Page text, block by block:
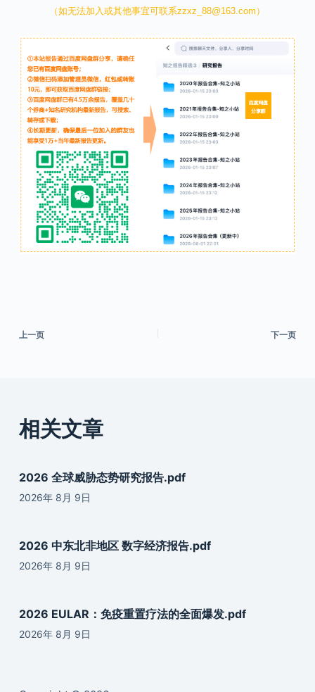
（如无法加入或其他事宜可联系zzxz_88@163.com）
上一页 下一页
相关文章
2026 全球威胁态势研究报告.pdf
2026年 8月 9日
2026 中东北非地区 数字经济报告.pdf
2026年 8月 9日
2026 EULAR：免疫重置疗法的全面爆发.pdf
2026年 8月 9日